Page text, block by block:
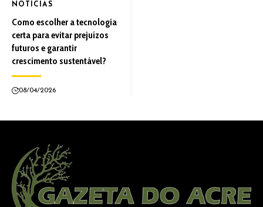
NOTICIAS
Como escolher a tecnologia
certa para evitar prejuízos
futuros e garantir
crescimento sustentável?
08/04/2026